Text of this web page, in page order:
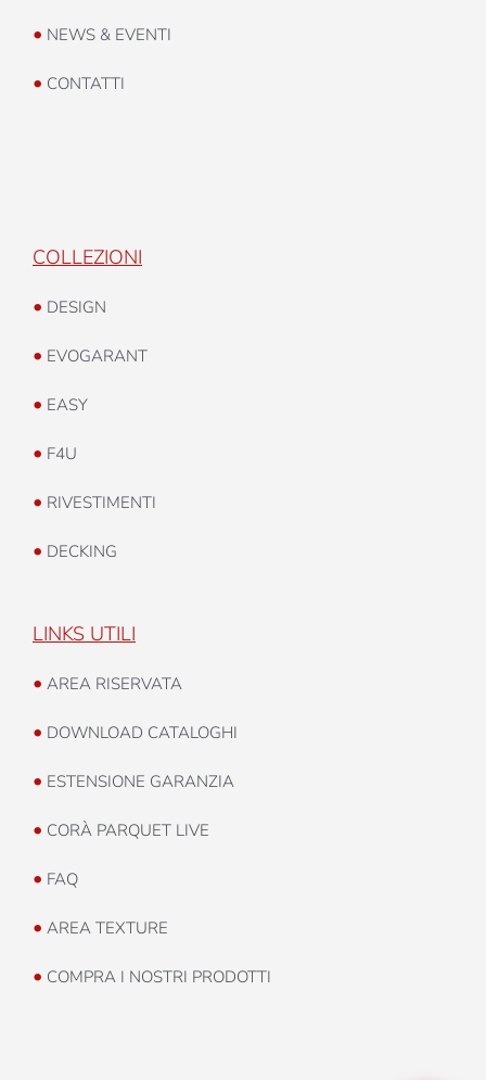
• NEWS & EVENTI
• CONTATTI
COLLEZIONI
• DESIGN
• EVOGARANT
• EASY
• F4U
• RIVESTIMENTI
• DECKING
LINKS UTILI
• AREA RISERVATA
• DOWNLOAD CATALOGHI
• ESTENSIONE GARANZIA
• CORÀ PARQUET LIVE
• FAQ
• AREA TEXTURE
• COMPRA I NOSTRI PRODOTTI